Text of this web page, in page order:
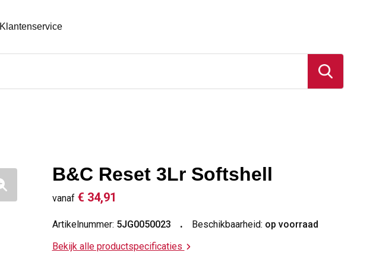
Klantenservice
B&C Reset 3Lr Softshell
vanaf € 34,91
Artikelnummer: 5JG0050023 Beschikbaarheid: op voorraad
Bekijk alle productspecificaties